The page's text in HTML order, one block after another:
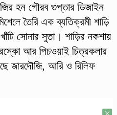
হন গৌরব গুপ্তার ডিজাইন
তৈরি এক ব্যতিক্রমী শাড়ি
সোনার সুতা। শাড়ির নকশায়
আর পিচওয়াই চিত্রকলার
জারদৌজি, আরি ও রিলিফ